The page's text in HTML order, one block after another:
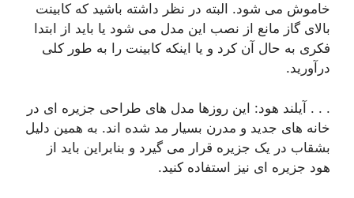
خاموش می شود. البته در نظر داشته باشید که کابینت
بالای گاز مانع از نصب این مدل می شود یا باید از ابتدا
فکری به حال آن کرد و یا اینکه کابینت را به طور کلی
درآورید.
. . . آیلند هود: این روزها مدل های طراحی جزیره ای در
خانه های جدید و مدرن بسیار مد شده اند. به همین دلیل
بشقاب در یک جزیره قرار می گیرد و بنابراین باید از
هود جزیره ای نیز استفاده کنید.